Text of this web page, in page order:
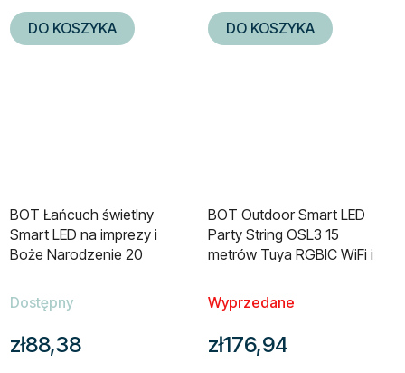
DO KOSZYKA DO KOSZYKA
BOT Łańcuch świetlny
Smart LED na imprezy i
Boże Narodzenie 20
Dostępny
zł88,38
BOT Outdoor Smart LED
Party String OSL3 15
metrów Tuya RGBIC WiFi i
Wyprzedane
zł176,94